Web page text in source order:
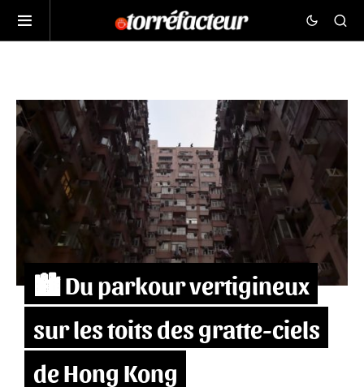
🏙 Du parkour vertigineux
sur les toits des gratte-ciels
de Hong Kong